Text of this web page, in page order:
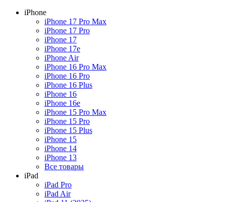
iPhone
iPhone 17 Pro Max
iPhone 17 Pro
iPhone 17
iPhone 17e
iPhone Air
iPhone 16 Pro Max
iPhone 16 Pro
iPhone 16 Plus
iPhone 16
iPhone 16e
iPhone 15 Pro Max
iPhone 15 Pro
iPhone 15 Plus
iPhone 15
iPhone 14
iPhone 13
Все товары
iPad
iPad Pro
iPad Air